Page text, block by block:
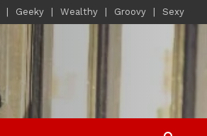
Geeky Wealthy Groovy Sexy